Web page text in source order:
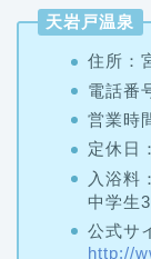
天岩戸温泉
住所：
電話番
営業時
定休日
入浴料
中学生
公式サ
http://